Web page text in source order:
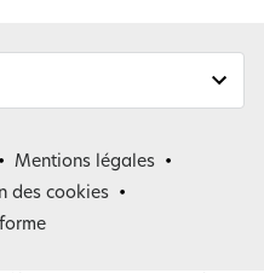
Mentions légales
des cookies